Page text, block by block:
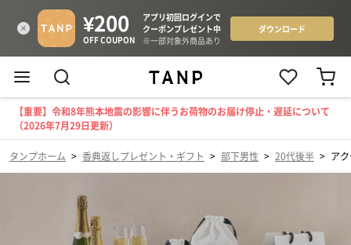
【重要】令和8年熊本地震の影響に伴うお荷物のお届け停止・遅延について
（2026年7月29日更新）
タンプホーム > 香典返しプレゼント・ギフト > 部下男性 > 20代後半 > ア